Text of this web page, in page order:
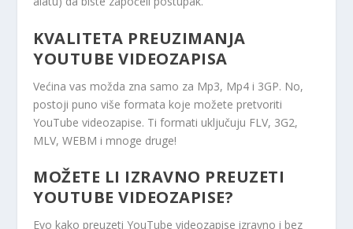
KVALITETA PREUZIMANJA
YOUTUBE VIDEOZAPISA
Većina vas možda zna samo za Mp3, Mp4 i 3GP. No,
postoji puno više formata koje možete pretvoriti
YouTube videozapise. Ti formati uključuju FLV, 3G2,
MLV, WEBM i mnoge druge!
MOŽETE LI IZRAVNO PREUZETI
YOUTUBE VIDEOZAPISE?
Evo kako preuzeti YouTube videozapise izravno i bez